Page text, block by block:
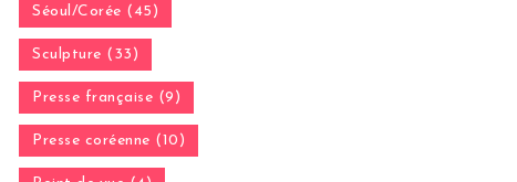
Séoul/Corée (45)
Sculpture (33)
Presse française (9)
Presse coréenne (10)